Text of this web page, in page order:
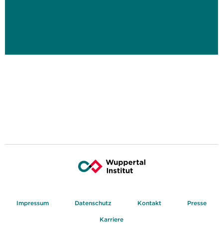
Impressum Datenschutz Kontakt Presse
Karriere